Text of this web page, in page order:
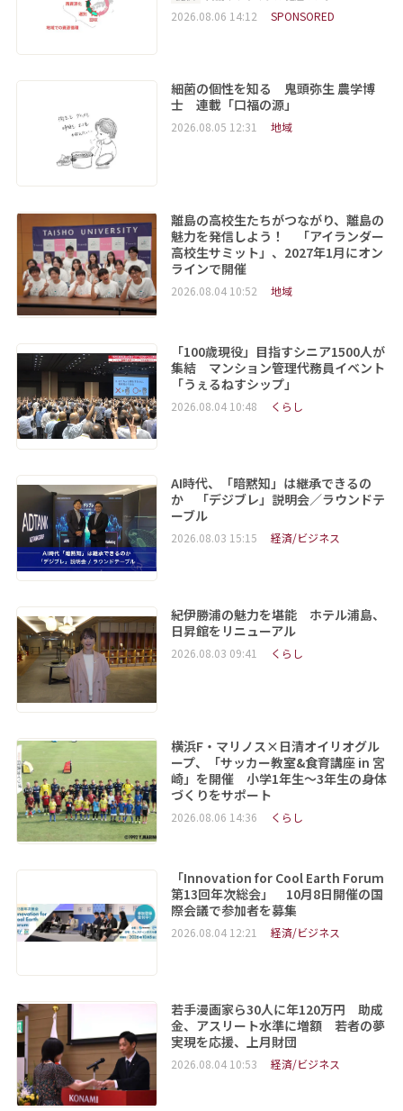
2026.08.06 14:12 SPONSORED
細菌の個性を知る 鬼頭弥生 農学博
士 連載「口福の源」
2026.08.05 12:31 地域
離島の高校生たちがつながり、離島の
魅力を発信しよう！ 「アイランダー
高校生サミット」、2027年1月にオン
ラインで開催
2026.08.04 10:52 地域
「100歳現役」目指すシニア1500人が
集結 マンション管理代務員イベント
「うぇるねすシップ」
2026.08.04 10:48 くらし
AI時代、「暗黙知」は継承できるの
か 「デジブレ」説明会／ラウンドテ
ーブル
2026.08.03 15:15 経済/ビジネス
紀伊勝浦の魅力を堪能 ホテル浦島、
日昇館をリニューアル
2026.08.03 09:41 くらし
横浜F・マリノス×日清オイリオグル
ープ、「サッカー教室&食育講座 in 宮
崎」を開催 小学1年生～3年生の身体
づくりをサポート
2026.08.06 14:36 くらし
「Innovation for Cool Earth Forum
第13回年次総会」 10月8日開催の国
際会議で参加者を募集
2026.08.04 12:21 経済/ビジネス
若手漫画家ら30人に年120万円 助成
金、アスリート水準に増額 若者の夢
実現を応援、上月財団
2026.08.04 10:53 経済/ビジネス